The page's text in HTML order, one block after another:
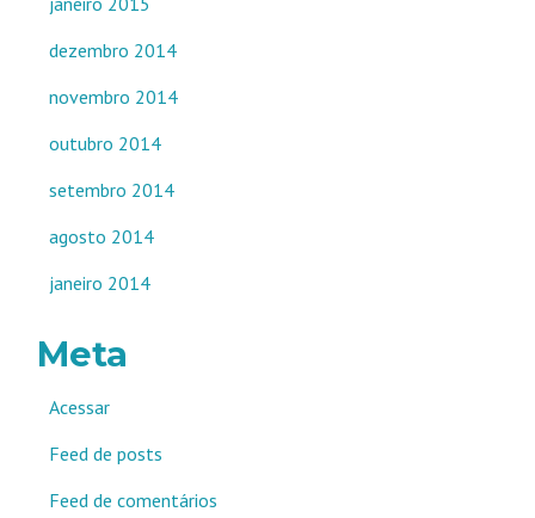
dezembro 2014
novembro 2014
outubro 2014
setembro 2014
agosto 2014
janeiro 2014
Meta
Acessar
Feed de posts
Feed de comentários